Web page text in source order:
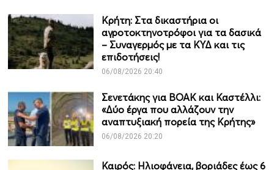
Κρήτη: Στα δικαστήρια οι
αγροτοκτηνοτρόφοι για τα δασικά
– Συναγερμός με τα ΚΥΔ και τις
επιδοτήσεις!
06/08/2026 20:40
Σενετάκης για ΒΟΑΚ και Καστέλλι:
«Δύο έργα που αλλάζουν την
αναπτυξιακή πορεία της Κρήτης»
06/08/2026 20:20
Καιρός: Ηλιοφάνεια, βοριάδες έως 6